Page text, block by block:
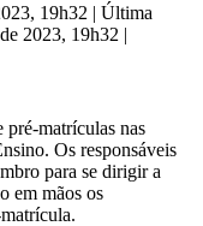
19h32 | Última
2023, 19h32 |
matrículas nas
Os responsáveis
para se dirigir a
em mãos os